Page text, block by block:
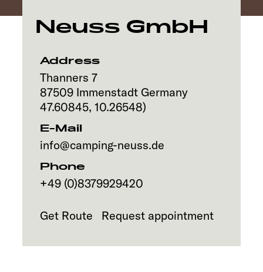
Explore
Service
Neuss GmbH
Address
Thanners 7
87509 Immenstadt Germany
47.60845, 10.26548)
E-Mail
info@camping-neuss.de
Phone
+49 (0)8379929420
Get Route Request appointment